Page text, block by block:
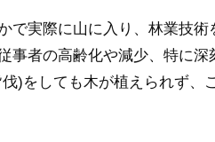
で実際に山に入り、林業技術
事者の高齢化や減少、特に深
)をしても木が植えられず、